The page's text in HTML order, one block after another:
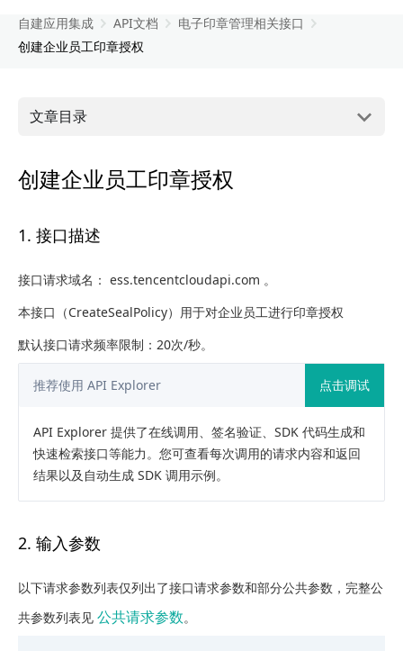
自建应用集成 API文档
电子印章管理相关接口
创建企业员工印章授权
文章目录
创建企业员工印章授权
1. 接口描述
接口请求域名： ess.tencentcloudapi.com 。
本接口（CreateSealPolicy）用于对企业员工进行印章授权
默认接口请求频率限制：20次/秒。
推荐使用 API Explorer 点击调试
API Explorer 提供了在线调用、签名验证、SDK 代码生成和
快速检索接口等能力。您可查看每次调用的请求内容和返回
结果以及自动生成 SDK 调用示例。
2. 输入参数
以下请求参数列表仅列出了接口请求参数和部分公共参数，完整公
共参数列表见 公共请求参数。